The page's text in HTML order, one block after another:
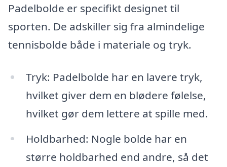
Padelbolde er specifikt designet til
sporten. De adskiller sig fra almindelige
tennisbolde både i materiale og tryk.
Tryk: Padelbolde har en lavere tryk,
hvilket giver dem en blødere følelse,
hvilket gør dem lettere at spille med.
Holdbarhed: Nogle bolde har en
større holdbarhed end andre, så det